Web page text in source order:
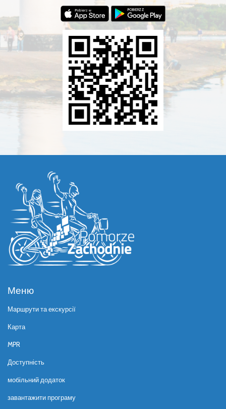
Меню
Маршрути та екскурсії
Карта
MPR
Доступність
мобільний додаток
завантажити програму